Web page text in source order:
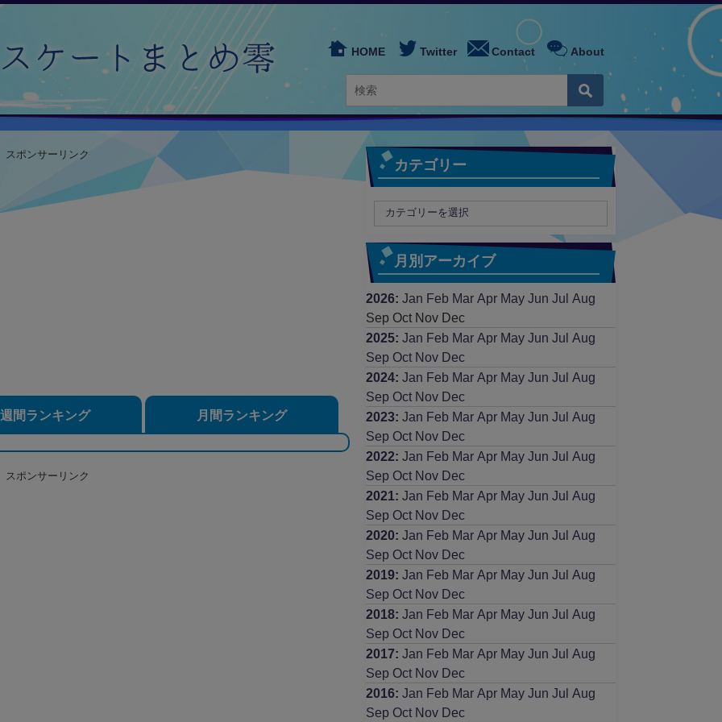
HOME Twitter Contact About
スポンサーリンク
週間ランキング 月間ランキング
スポンサーリンク
カテゴリー
月別アーカイブ
2026: Jan Feb Mar Apr May Jun Jul
Aug
Sep Oct Nov Dec
2025: Jan Feb Mar Apr May Jun Jul
Aug
Sep Oct Nov Dec
2024: Jan Feb Mar Apr May Jun Jul
Aug
Sep Oct Nov Dec
2023: Jan Feb Mar Apr May Jun Jul
Aug
Sep Oct Nov Dec
2022: Jan Feb Mar Apr May Jun Jul
Aug
Sep Oct Nov Dec
2021 : Jan Feb Mar Apr May Jun Jul
Aug
Sep Oct Nov Dec
2020: Jan Feb Mar Apr May Jun Jul
Aug
Sep Oct Nov Dec
2019: Jan Feb Mar Apr May Jun Jul
Aug
Sep Oct Nov Dec
2018: Jan Feb Mar Apr May Jun Jul
Aug
Sep Oct Nov Dec
2017: Jan Feb Mar Apr May Jun Jul
Aug
Sep Oct Nov Dec
2016: Jan Feb Mar Apr May Jun Jul
Aug
Sep Oct Nov Dec